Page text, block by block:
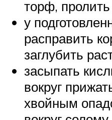
торф,
у
расправить
заглубить
засыпать
вокруг
хвойным